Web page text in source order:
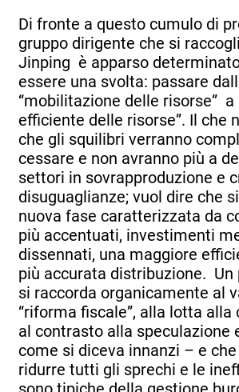
Di fronte a questo cumulo di
gruppo dirigente che si
Jinping è apparso
essere una svolta: passare
“mobilitazione delle risorse” a
efficiente delle risorse”. Il che
che gli squilibri verranno
cessare e non avranno più a
settori in sovrapproduzione e
disuguaglianze; vuol dire che
nuova fase caratterizzata da
più accentuati, investimenti
dissennati, una maggiore
più accurata distribuzione. Un
si raccorda organicamente al
“riforma fiscale”, alla lotta alla
al contrasto alla speculazione
come si diceva innanzi – e
ridurre tutti gli sprechi e le